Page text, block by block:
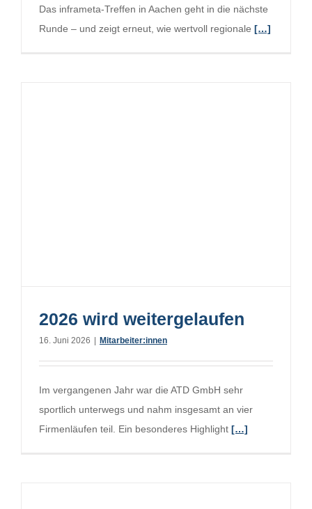
Das inframeta-Treffen in Aachen geht in die nächste
Runde – und zeigt erneut, wie wertvoll regionale […]
2026 wird weitergelaufen
16. Juni 2026 Mitarbeiter:innen
Im vergangenen Jahr war die ATD GmbH sehr
sportlich unterwegs und nahm insgesamt an vier
Firmenläufen teil. Ein besonderes Highlight […]